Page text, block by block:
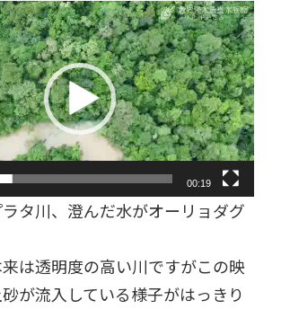
00:19
タ川、澄んだ水がオーリョダグ
は透明度の高い川ですがこの映
が流入している様子がはっきり